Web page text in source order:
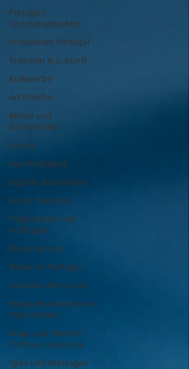
Portugals
Technologiesektor
Innovatives Portugal
Tradition & Zukunft
Kulturerbe
Architektur
Weine und
Gastronomie
Lisboa
Nachhaltigkeit
Digitale Gesundheit
Grüne Mobilität
Organisation von
Ausflügen
Reiseplanung
Reisen in Portugal
lissabon-oder-porto
Hauptattraktionen von
Porto Entdec
Wege und Wander
(Trilhos e caminha)
Spas und Massagen